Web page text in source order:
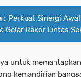
: Perkuat Sinergi
Gelar Rakor Lintas
untuk
kemandirian